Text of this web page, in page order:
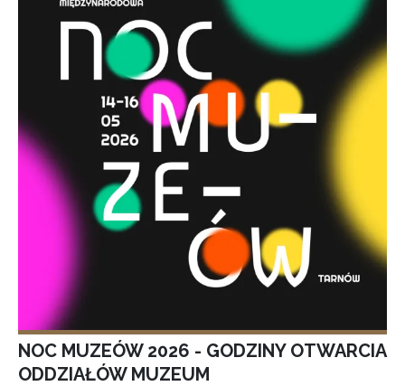
NOC MUZEÓW 2026 - GODZINY OTWARCIA
ODDZIAŁÓW MUZEUM